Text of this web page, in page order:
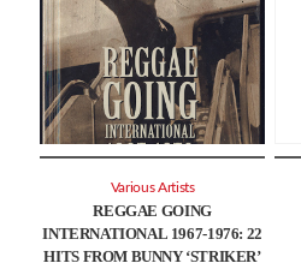
REGGAE GOING
INTERNATIONAL 1967-1976: 22
HITS FROM BUNNY ‘STRIKER’
Various Artists